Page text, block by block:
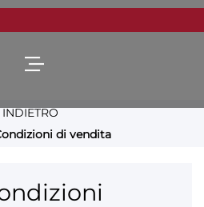
Open menu
di vendita